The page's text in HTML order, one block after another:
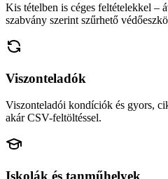
Kis tételben is céges feltételekkel –
szabvány szerint szűrhető
Viszonteladók
Viszonteladói kondíciók és gyors,
akár CSV-feltöltéssel.
Iskolák és tanműhelyek